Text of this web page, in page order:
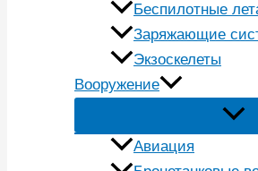
Беспилотные
Заряжающие
Экзоскелеты
Вооружение
Авиация